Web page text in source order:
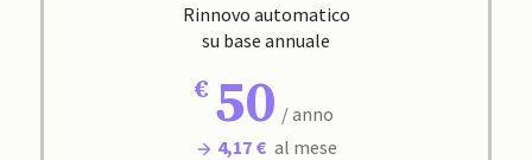
Rinnovo automatico
su base annuale
50 / anno
4,17 € al mese